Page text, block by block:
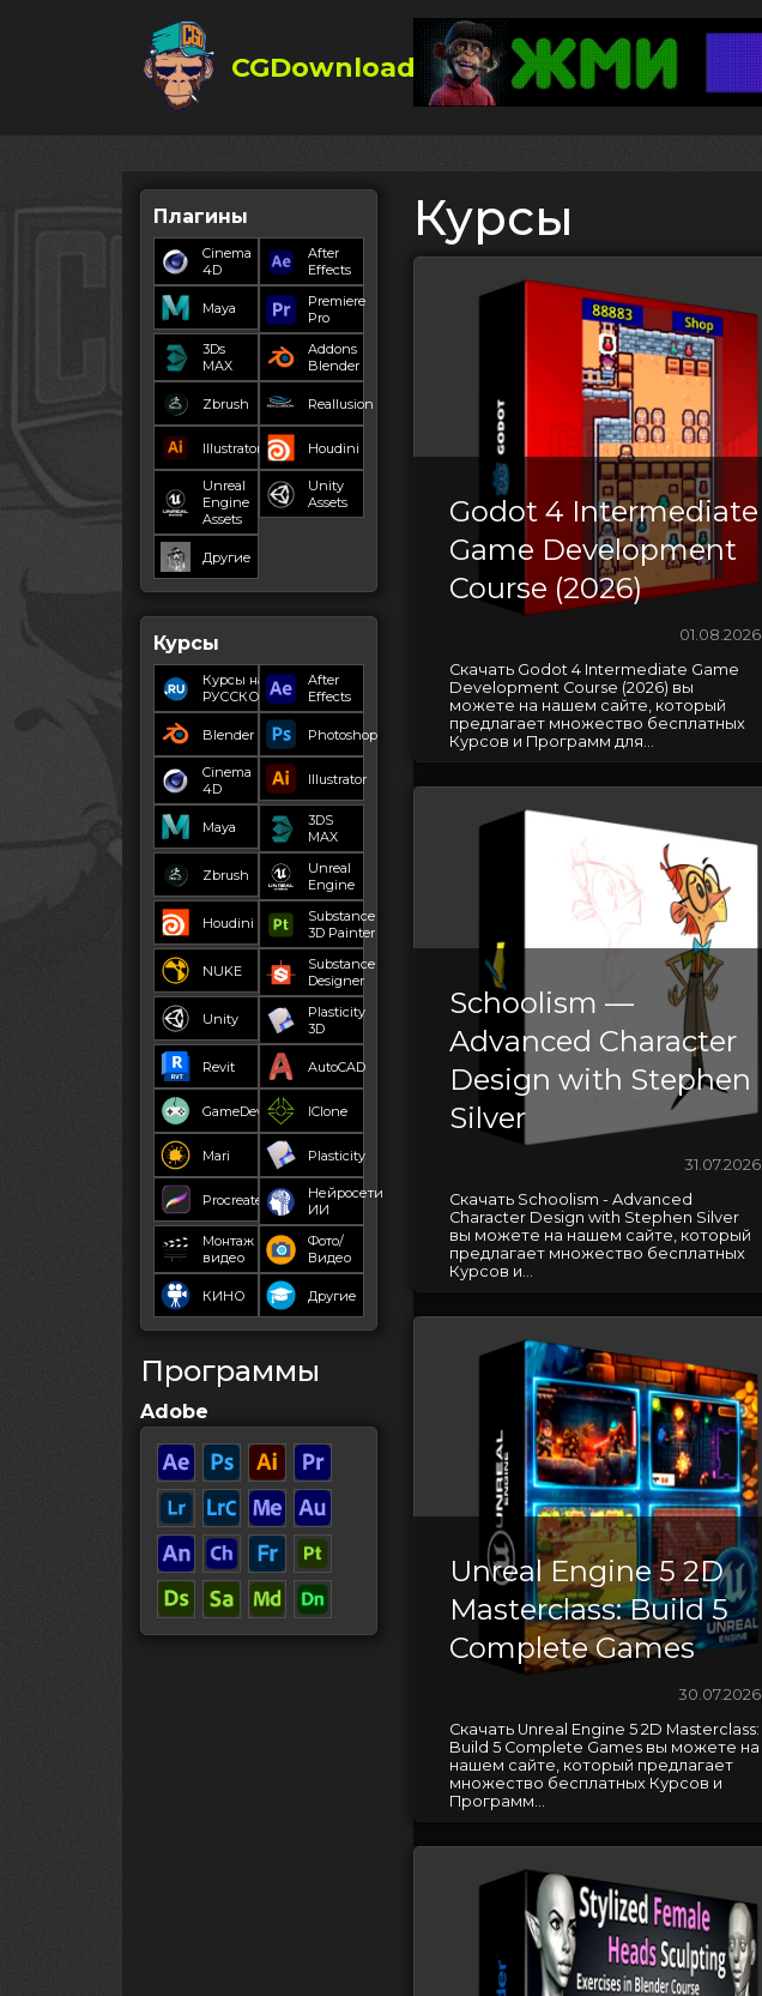
CGDownload
Плагины
Cinema
4D
After
Effects
Maya
Premiere
Pro
3Ds
MAX
Addons
Blender
Zbrush Reallusion
Illustrator Houdini
Unreal
Engine
Assets
Unity
Assets
Другие
Курсы
Курсы на
РУССКОМ
After
Effects
Blender Photoshop
Cinema
4D
Illustrator
Maya
3DS
MAX
Zbrush
Unreal
Engine
Houdini
Substance
3D Painter
NUKE
Substance
Designer
Unity
Plasticity
3D
Revit AutoCAD
GameDev IClone
Mari Plasticity
Procreate
Нейросети
ИИ
Монтаж
видео
Фото/
Видео
КИНО Другие
Программы
Adobe
Курсы
Godot 4 Intermediate
Game Development
Course (2026)
01.08.2026
Скачать Godot 4 Intermediate Game
Development Course (2026) вы
можете на нашем сайте, который
предлагает множество бесплатных
Курсов и Программ для...
Schoolism —
Advanced Character
Design with Stephen
Silver
31.07.2026
Скачать Schoolism - Advanced
Character Design with Stephen Silver
вы можете на нашем сайте, который
предлагает множество бесплатных
Курсов и...
Unreal Engine 5 2D
Masterclass: Build 5
Complete Games
30.07.2026
Скачать Unreal Engine 5 2D Masterclass:
Build 5 Complete Games вы можете на
нашем сайте, который предлагает
множество бесплатных Курсов и
Программ...